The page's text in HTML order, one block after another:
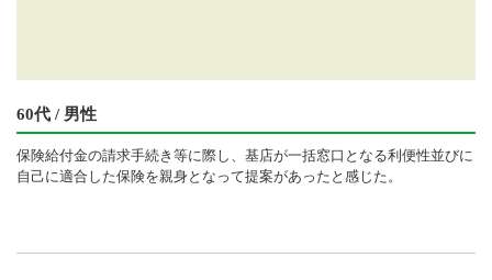
60代 / 男性
保険給付金の請求手続き等に際し、基店が一括窓口となる利便性並びに
自己に適合した保険を親身となって提案があったと感じた。